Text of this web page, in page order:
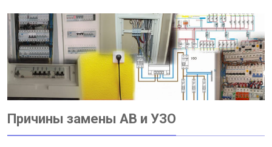
Причины замены АВ и УЗО